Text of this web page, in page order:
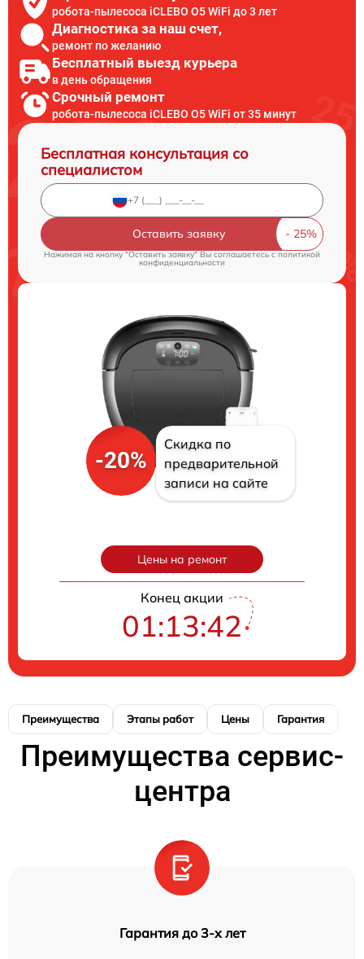
робота-пылесоса iCLEBO O5 WiFi до 3 лет
Диагностика за наш счет,
ремонт по желанию
Бесплатный выезд курьера
в день обращения
Срочный ремонт
робота-пылесоса iCLEBO O5 WiFi от 35 минут
Бесплатная консультация со
специалистом
Оставить заявку
Нажимая на кнопку "Оставить заявку" Вы соглашаетесь cполитикой
конфиденциальности
-20%
Скидка по
предварительной
записи на сайте
Цены на ремонт
Конец акции
01:13:41
Преимущества Этапы работ Цены Гарантия
Преимущества сервис-
центра
Гарантия до 3-х лет